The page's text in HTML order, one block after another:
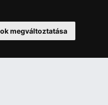
megváltoztatása